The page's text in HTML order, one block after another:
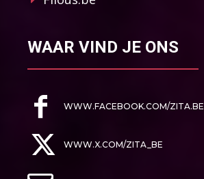
WAAR VIND JE ONS
WWW.FACEBOOK.COM/ZITA.BE
WWW.X.COM/ZITA_BE